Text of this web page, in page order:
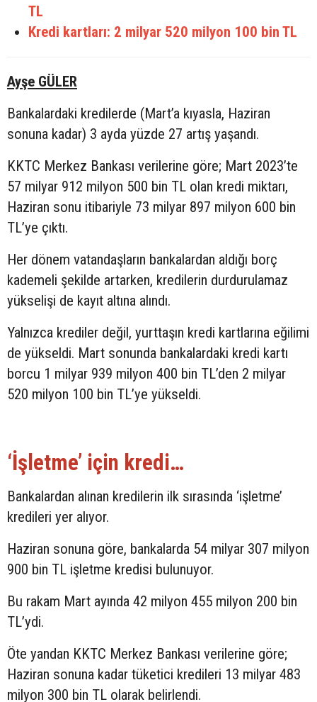
TL
Kredi kartları: 2 milyar 520 milyon 100 bin TL
Ayşe GÜLER
Bankalardaki kredilerde (Mart’a kıyasla, Haziran
sonuna kadar) 3 ayda yüzde 27 artış yaşandı.
KKTC Merkez Bankası verilerine göre; Mart 2023’te
57 milyar 912 milyon 500 bin TL olan kredi miktarı,
Haziran sonu itibariyle 73 milyar 897 milyon 600 bin
TL’ye çıktı.
Her dönem vatandaşların bankalardan aldığı borç
kademeli şekilde artarken, kredilerin durdurulamaz
yükselişi de kayıt altına alındı.
Yalnızca krediler değil, yurttaşın kredi kartlarına eğilimi
de yükseldi. Mart sonunda bankalardaki kredi kartı
borcu 1 milyar 939 milyon 400 bin TL’den 2 milyar
520 milyon 100 bin TL’ye yükseldi.
‘İşletme’ için kredi…
Bankalardan alınan kredilerin ilk sırasında ‘işletme’
kredileri yer alıyor.
Haziran sonuna göre, bankalarda 54 milyar 307 milyon
900 bin TL işletme kredisi bulunuyor.
Bu rakam Mart ayında 42 milyon 455 milyon 200 bin
TL’ydi.
Öte yandan KKTC Merkez Bankası verilerine göre;
Haziran sonuna kadar tüketici kredileri 13 milyar 483
milyon 300 bin TL olarak belirlendi.